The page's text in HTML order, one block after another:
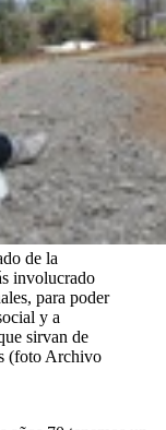
de la
involucrado
para poder
y a
sirvan de
(foto Archivo